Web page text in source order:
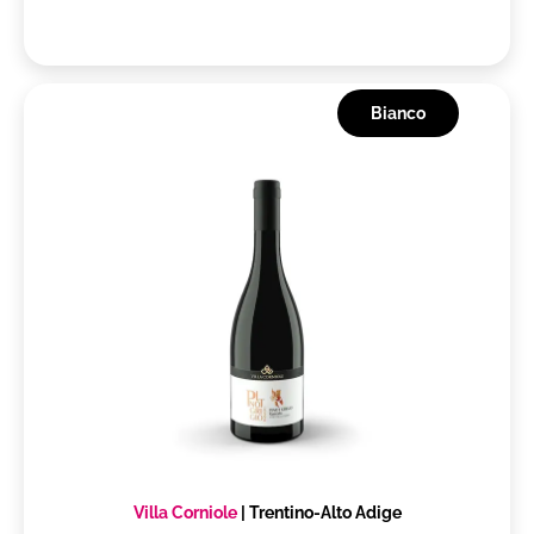
Bianco
Villa Corniole| Trentino-Alto Adige